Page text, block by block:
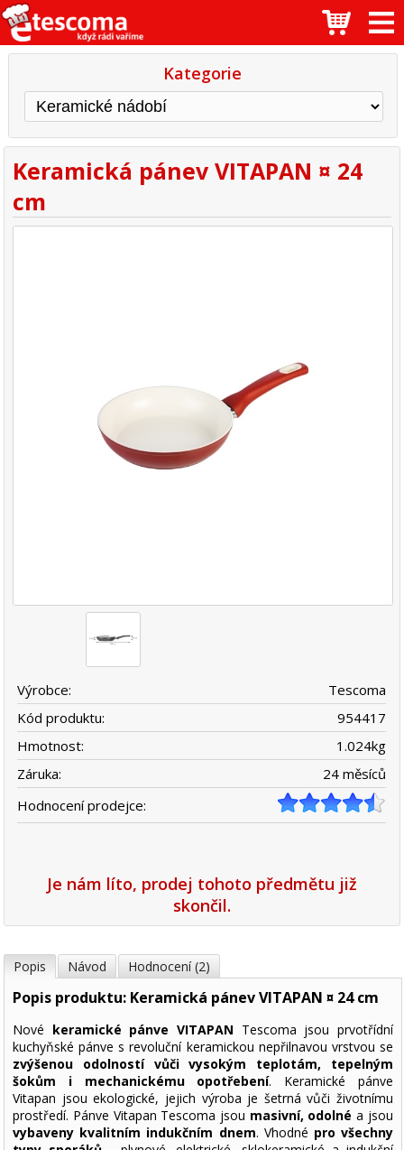
Kategorie
Keramická pánev VITAPAN ¤ 24
cm
Výrobce:
Tescoma
Kód produktu:
954417
Hmotnost:
1.024kg
Záruka:
24 měsíců
Hodnocení prodejce:
Je nám líto, prodej tohoto předmětu již
skončil.
Popis Návod Hodnocení (2)
Popis produktu: Keramická pánev VITAPAN ¤ 24 cm
Nové keramické pánve VITAPAN Tescoma jsou prvotřídní
kuchyňské pánve s revoluční keramickou nepřilnavou vrstvou se
zvýšenou odolností vůči vysokým teplotám, tepelným
šokům i mechanickému opotřebení. Keramické pánve
Vitapan jsou ekologické, jejich výroba je šetrná vůči životnímu
prostředí. Pánve Vitapan Tescoma jsou masivní, odolné a jsou
vybaveny kvalitním indukčním dnem. Vhodné pro všechny